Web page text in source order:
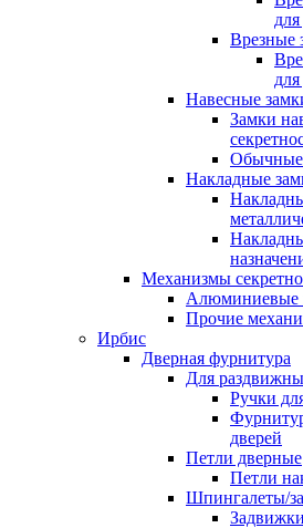
Врезные
Навесные
Замки
Обычные
Накладные
Механизмы
Алюминиевые
Прочие
Ирбис
Дверная фурнитура
Для
Ручки
дверей
Петли дверные
Петли
Шпингалеты/